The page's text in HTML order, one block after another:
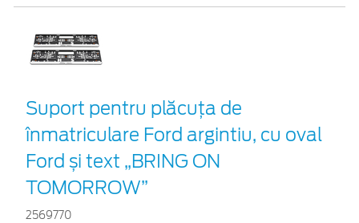
Suport pentru plăcuța de
înmatriculare Ford argintiu, cu oval
Ford și text „BRING ON
TOMORROW”
2569770